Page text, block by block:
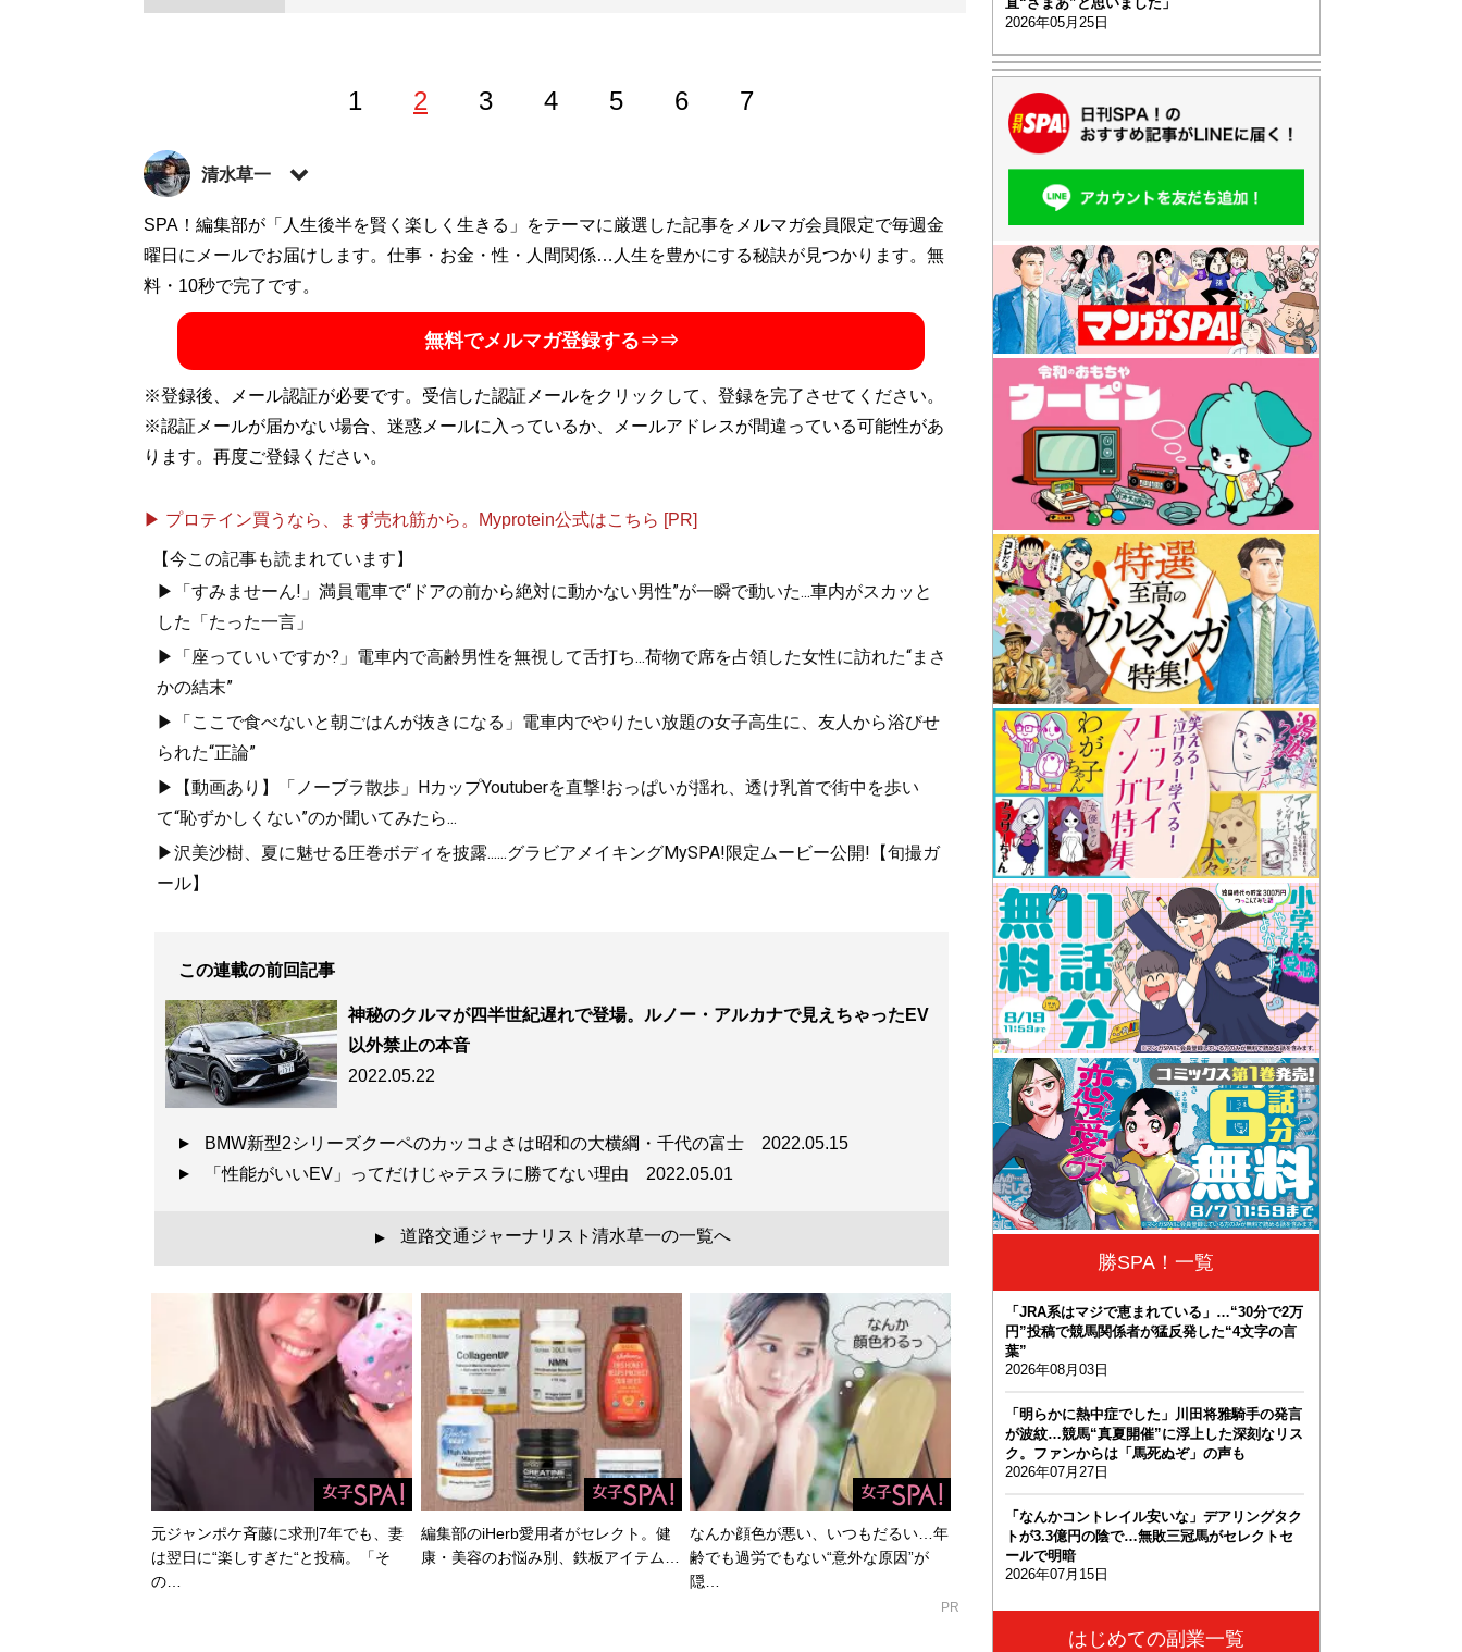
1 2 3 4 5 6 7
清水草一
1962年東京生まれ。慶大法卒。編集者を経てフリーライター。『そのフェラーリください!!』をはじめと
するお笑いフェラーリ文学のほか、『 首都高速の謎 』『高速道路の謎』などの著作で道路交通ジャーナ
リストとしても活動中
SPA！編集部が「人生後半を賢く楽しく生きる」をテーマに厳選した記事をメルマガ会員限定で毎週金
曜日にメールでお届けします。仕事・お金・性・人間関係…人生を豊かにする秘訣が見つかります。無
料・10秒で完了です。
無料でメルマガ登録する⇒⇒
※登録後、メール認証が必要です。受信した認証メールをクリックして、登録を完了させてください。
※認証メールが届かない場合、迷惑メールに入っているか、メールアドレスが間違っている可能性があ
ります。再度ご登録ください。
▶ プロテイン買うなら、まず売れ筋から。Myprotein公式はこちら [PR]
【今この記事も読まれています】
▶「すみませーん!」満員電車で“ドアの前から絶対に動かない男性”が一瞬で動いた...車内がスカッと
した「たった一言」
▶「座っていいですか?」電車内で高齢男性を無視して舌打ち...荷物で席を占領した女性に訪れた“まさ
かの結末”
▶「ここで食べないと朝ごはんが抜きになる」電車内でやりたい放題の女子高生に、友人から浴びせ
られた“正論”
▶【動画あり】「ノーブラ散歩」HカップYoutuberを直撃!おっぱいが揺れ、透け乳首で街中を歩い
て“恥ずかしくない”のか聞いてみたら...
▶沢美沙樹、夏に魅せる圧巻ボディを披露......グラビアメイキングMySPA!限定ムービー公開!【旬撮ガ
ール】
この連載の前回記事
神秘のクルマが四半世紀遅れで登場。ルノー・アルカナで見えちゃったEV
以外禁止の本音
2022.05.22
BMW新型2シリーズクーペのカッコよさは昭和の大横綱・千代の富士 2022.05.15
「性能がいいEV」ってだけじゃテスラに勝てない理由 2022.05.01
▲ 道路交通ジャーナリスト清水草一の一覧へ
元ジャンポケ斉藤に求刑7年でも、妻
は翌日に“楽しすぎた“と投稿。「そ
の…
編集部のiHerb愛用者がセレクト。健
康・美容のお悩み別、鉄板アイテム…
なんか顔色が悪い、いつもだるい…年
齢でも過労でもない“意外な原因”が
隠…
PR
2026年05月25日
勝SPA！一覧
「JRA系はマジで恵まれている」…“30分で2万
円”投稿で競馬関係者が猛反発した“4文字の言
葉”
2026年08月03日
「明らかに熱中症でした」川田将雅騎手の発言
が波紋…競馬“真夏開催”に浮上した深刻なリス
ク。ファンからは「馬死ぬぞ」の声も
2026年07月27日
「なんかコントレイル安いな」デアリングタク
トが3.3億円の陰で…無敗三冠馬がセレクトセ
ールで明暗
2026年07月15日
はじめての副業一覧